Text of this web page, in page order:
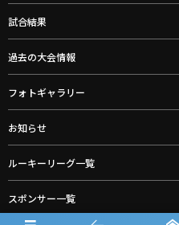
試合結果
過去の大会情報
フォトギャラリー
お知らせ
ルーキーリーグ一覧
スポンサー一覧